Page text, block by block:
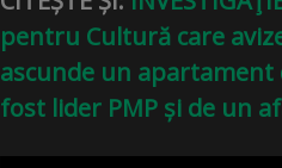
pentru Cultură care
ascunde un apartament
fost lider PMP și de un